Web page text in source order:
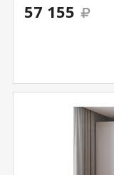
57 155